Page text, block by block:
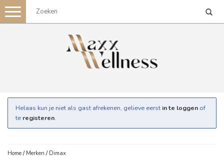
Toggle
navigation
Helaas kun je niet als gast afrekenen, gelieve eerst in te loggen of
te registeren.
Home / Merken / Dimax